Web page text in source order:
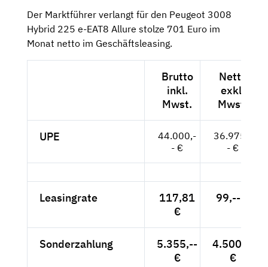
Der Marktführer verlangt für den Peugeot 3008
Hybrid 225 e-EAT8 Allure stolze 701 Euro im
Monat netto im Geschäftsleasing.
Brutto
inkl.
Mwst.
Netto
exkl.
Mwst.
UPE
44.000,-
- €
36.975,-
- €
Leasingrate
117,81
€
99,-- €
Sonderzahlung
5.355,--
€
4.500,--
€